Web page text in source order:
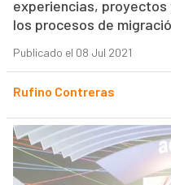
experiencias,
los procesos de
Publicado el 08 Jul 2021
Rufino Contreras